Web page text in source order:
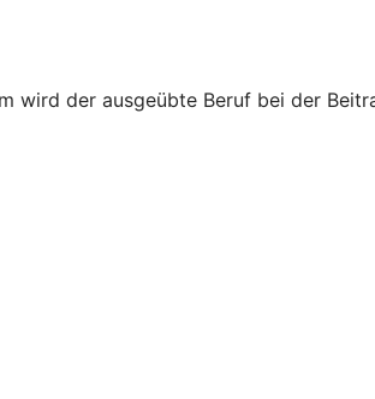
der ausgeübte Beruf bei der